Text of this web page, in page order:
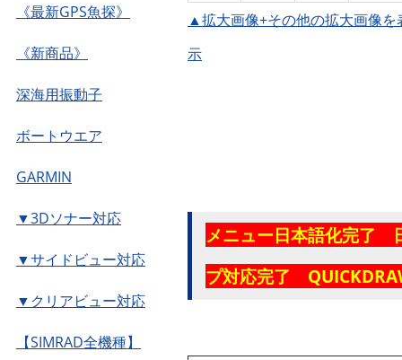
《最新GPS魚探》
《新商品》
深海用振動子
ボートウエア
GARMIN
▼3Dソナー対応
▼サイドビュー対応
▼クリアビュー対応
【SIMRAD全機種】
▲拡大画像+その他の拡大画像を
示
メニュー日本語化完了
プ対応完了